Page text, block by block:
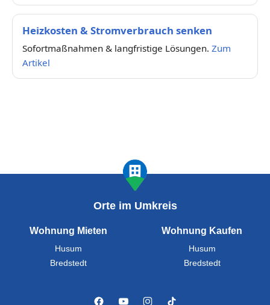
Heizkosten & Stromverbrauch senken
Sofortmaßnahmen & langfristige Lösungen. Zum
Artikel
Orte im Umkreis
Wohnung Mieten
Husum
Bredstedt
Wohnung Kaufen
Husum
Bredstedt